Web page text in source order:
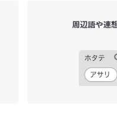
周辺語や連